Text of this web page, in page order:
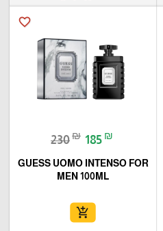
favorite_border
230₪ 185 ₪
GUESS UOMO INTENSO FOR
MEN 100ML
add_shopping_cart